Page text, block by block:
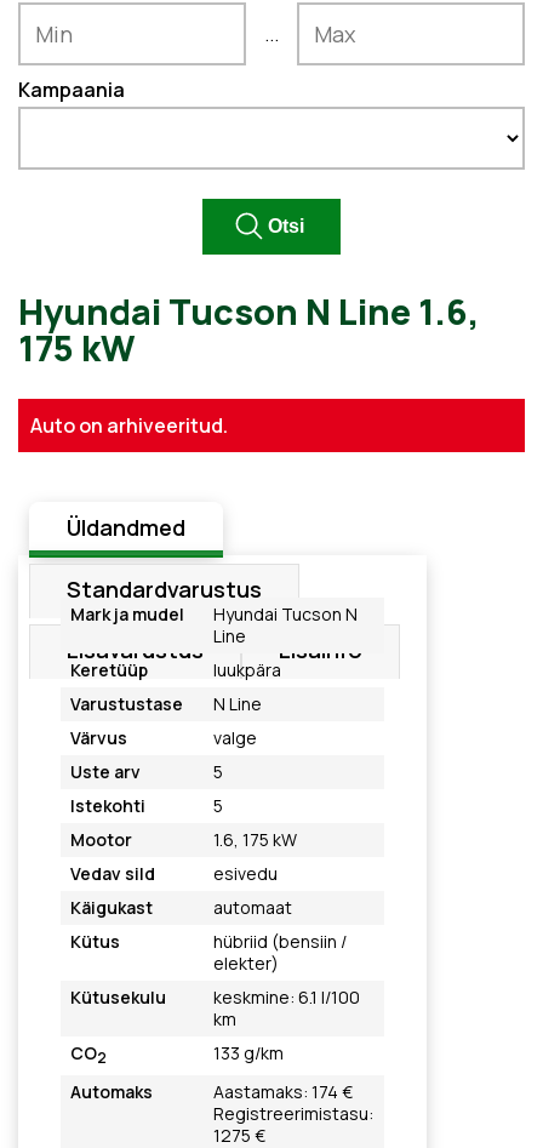
...
Kampaania
Hyundai Tucson N Line 1.6,
Auto on arhiveeritud.
Üldandmed
Standardvarustus
Lisavarustus Lisainfo
Mark ja mudel
Hyundai Tucson N
Line
Keretüüp
luukpära
Varustustase
N Line
Värvus
valge
Uste arv
5
Istekohti
5
Mootor
1.6, 175 kW
Vedav sild
esivedu
Käigukast
automaat
Kütus
hübriid (bensiin /
elekter)
Kütusekulu
keskmine: 6.1 l/100
km
CO2
133 g/km
Automaks
Aastamaks: 174 €
Registreerimistasu:
1275 €